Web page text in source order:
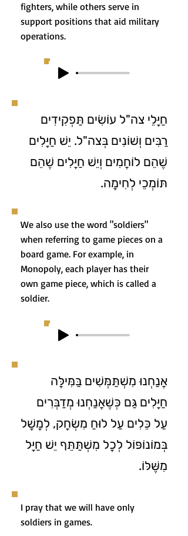
fighters, while others serve in
support positions that aid military
operations.
חַיָּלֵי צה"ל עוֹשִׂים תַּפְקִידִים
רַבִּים וְשׁוֹנִים בְּצה"ל. יֵשׁ חַיָּלִים
שֶׁהֵם לוֹחֲמִים וְיֵשׁ חַיָּלִים שֶׁהֵם
תּוֹמְכֵי לְחִימָה.
We also use the word "soldiers"
when referring to game pieces on a
board game. For example, in
Monopoly, each player has their
own game piece, which is called a
soldier.
אֲנַחְנוּ מִשְׁתַּמְּשִׁים בַּמִּילָּה
חַיָּלִים גַּם כְּשֶׁאֲנַחְנוּ מְדַבְּרִים
עַל כֵּלִים עַל לוּחַ מִשְׂחָק, לְמָשָׁל
בְּמוֹנוֹפּוֹל לְכָל מִשְׁתַּתֵּף יֵשׁ חַיָּל
מִשֶּׁלּוֹ.
I pray that we will have only
soldiers in games.